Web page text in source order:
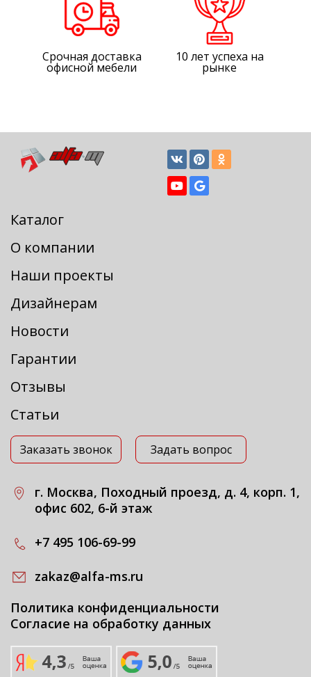
Срочная доставка
офисной мебели
10 лет успеха на
рынке
Каталог
О компании
Наши проекты
Дизайнерам
Новости
Гарантии
Отзывы
Статьи
Заказать звонок Задать вопрос
г. Москва, Походный проезд, д. 4, корп. 1,
офис 602, 6-й этаж
+7 495 106-69-99
zakaz@alfa-ms.ru
Политика конфиденциальности
Согласие на обработку данных